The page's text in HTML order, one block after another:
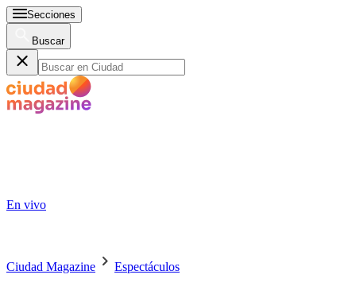
Secciones
Buscar
En vivo
Ciudad Magazine Espectáculos